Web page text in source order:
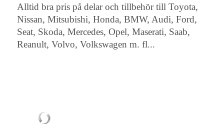
Alltid bra pris på delar och tillbehör till Toyota,
Nissan, Mitsubishi, Honda, BMW, Audi, Ford,
Seat, Skoda, Mercedes, Opel, Maserati, Saab,
Reanult, Volvo, Volkswagen m. fl...